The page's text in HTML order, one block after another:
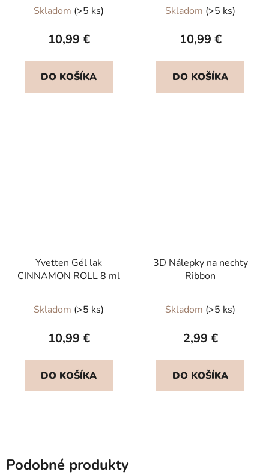
Skladom (>5 ks)
10,99 €
DO KOŠÍKA
Skladom (>5 ks)
10,99 €
DO KOŠÍKA
Yvetten Gél lak
CINNAMON ROLL 8 ml
Skladom (>5 ks)
10,99 €
DO KOŠÍKA
3D Nálepky na nechty
Ribbon
Skladom (>5 ks)
2,99 €
DO KOŠÍKA
Podobné produkty